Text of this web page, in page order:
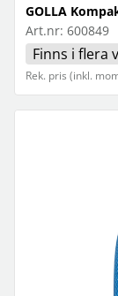
GOLLA
Art.nr: 600849
Finns i flera
Rek. pris (inkl.